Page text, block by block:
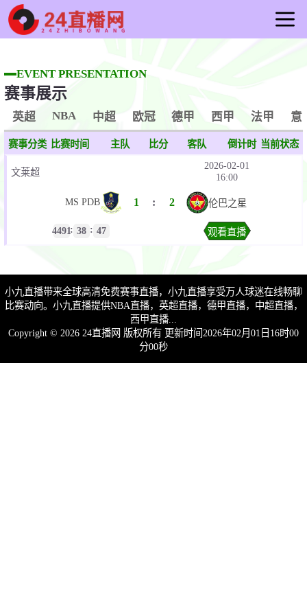
足球直播
篮球直播
重要赛事
资讯
录像
EVENT PRESENTATION
赛事展示
英超 NBA 中超 欧冠 德甲 西甲 法甲 意
赛事分类 比赛时间 主队 比分 客队 倒计时 当前状态
文莱超
2026-02-01
16:00
MS PDB 1 : 2 伦巴之星
4491: 38 : 47 观看直播
小九直播带来全球高清免费赛事直播，小九直播享受万人球迷在线畅聊
比赛动向。小九直播提供NBA直播，英超直播，德甲直播，中超直播，
西甲直播...
Copyright © 2026 24直播网 版权所有 更新时间2026年02月01日16时00
分00秒